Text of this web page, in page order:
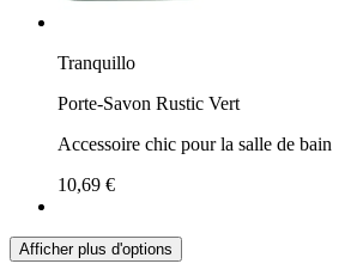
Tranquillo
Porte-Savon Rustic Vert
Accessoire chic pour la salle de bain
10,69 €
Afficher plus d'options